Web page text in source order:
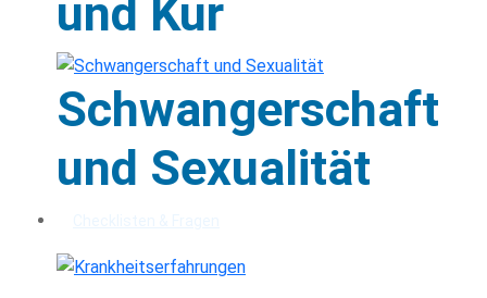
und Kur
Schwangerschaft
und Sexualität